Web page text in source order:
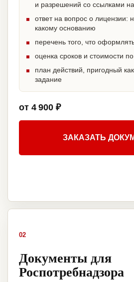
и разрешений со ссылками
ответ на вопрос о лицензии:
какому основанию
перечень того, что
оценка сроков и стоимости
план действий, пригодный
задание
от 4 900 ₽
ЗАКАЗАТЬ
02
Документы для
Роспотребнадзора